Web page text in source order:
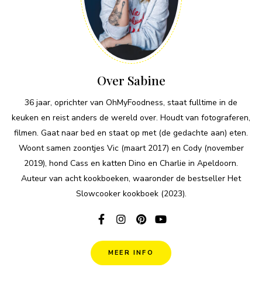
Over Sabine
36 jaar, oprichter van OhMyFoodness, staat fulltime in de
keuken en reist anders de wereld over. Houdt van fotograferen,
filmen. Gaat naar bed en staat op met (de gedachte aan) eten.
Woont samen zoontjes Vic (maart 2017) en Cody (november
2019), hond Cass en katten Dino en Charlie in Apeldoorn.
Auteur van acht kookboeken, waaronder de bestseller Het
Slowcooker kookboek (2023).
MEER INFO